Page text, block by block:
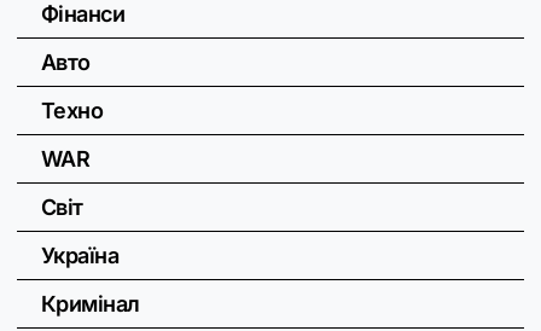
Фінанси
Авто
Техно
WAR
Світ
Україна
Кримінал